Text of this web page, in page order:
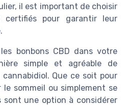
il est important de choisir
pour garantir leur
bonbons CBD dans votre
simple et agréable de
Que ce soit pour
le sommeil ou simplement se
sont une option à considérer